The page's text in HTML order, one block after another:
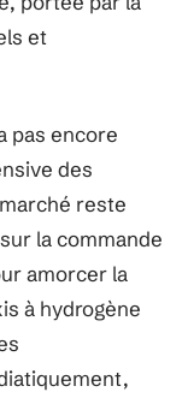
et
pas encore
des
reste
la commande
amorcer la
à hydrogène